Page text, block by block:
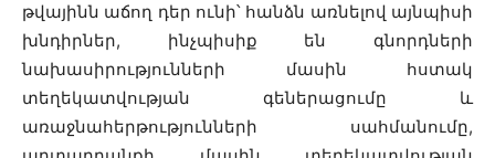
թվայինն աճող դեր ունի՝ հանձն առնելով այնպիսի
խնդիրներ, ինչպիսիք են գնորդների
նախասիրությունների մասին հստակ
տեղեկատվության գեներացումը և
առաջնահերթությունների սահմանումը,